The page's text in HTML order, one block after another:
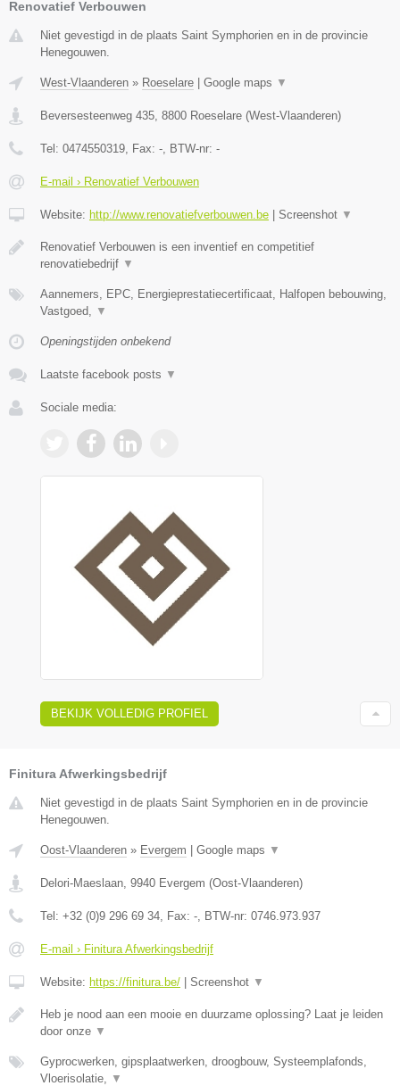
Renovatief Verbouwen
Niet gevestigd in de plaats Saint Symphorien en in de provincie
Henegouwen.
West-Vlaanderen » Roeselare | Google maps ▼
Beversesteenweg 435 8800 Roeselare (West-Vlaanderen)
Tel: 0474550319 , Fax: - , BTW-nr: -
E-mail › Renovatief Verbouwen
Website: http://www.renovatiefverbouwen.be | Screenshot ▼
Renovatief Verbouwen is een inventief en competitief
renovatiebedrijf ▼
Aannemers, EPC, Energieprestatiecertificaat, Halfopen bebouwing,
Vastgoed,
▼
Openingstijden onbekend
Laatste facebook posts ▼
Sociale media:
BEKIJK VOLLEDIG PROFIEL
Finitura Afwerkingsbedrijf
Niet gevestigd in de plaats Saint Symphorien en in de provincie
Henegouwen.
Oost-Vlaanderen » Evergem | Google maps ▼
Delori-Maeslaan 9940 Evergem (Oost-Vlaanderen)
Tel: +32 (0)9 296 69 34 , Fax: - , BTW-nr: 0746.973.937
E-mail › Finitura Afwerkingsbedrijf
Website: https://finitura.be/ | Screenshot ▼
Heb je nood aan een mooie en duurzame oplossing? Laat je leiden
door onze ▼
Gyprocwerken, gipsplaatwerken, droogbouw, Systeemplafonds,
Vloerisolatie,
▼